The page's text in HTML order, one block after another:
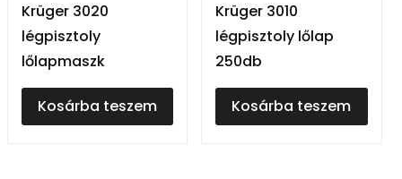
Krüger 3020
légpisztoly
lőlapmaszk
Kosárba teszem
Krüger 3010
légpisztoly lőlap
250db
Kosárba teszem